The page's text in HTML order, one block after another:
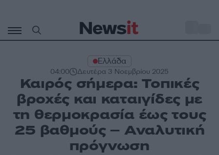
περιεχόμενο
Ελλάδα
04:00 Δευτέρα 3 Νοεμβρίου 2025
Καιρός σήμερα: Τοπικές
βροχές και καταιγίδες με
τη θερμοκρασία έως τους
25 βαθμούς – Αναλυτική
πρόγνωση